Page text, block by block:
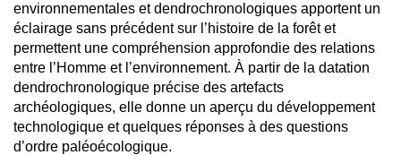
environnementales et dendrochronologiques apportent un
éclairage sans précédent sur l’histoire de la forêt et
permettent une compréhension approfondie des relations
entre l’Homme et l’environnement. À partir de la datation
dendrochronologique précise des artefacts
archéologiques, elle donne un aperçu du développement
technologique et quelques réponses à des questions
d’ordre paléoécologique.